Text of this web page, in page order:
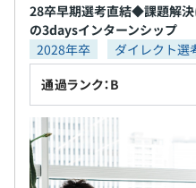
28卒早期選考直結◆課題解
の3daysインターンシップ
2028年卒
ダイレクト選
通過ランク：B